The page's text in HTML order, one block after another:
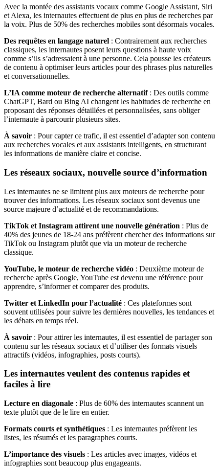
Avec la montée des assistants vocaux comme Google Assistant, Siri
et Alexa, les internautes effectuent de plus en plus de recherches par
la voix. Plus de 50% des recherches mobiles sont désormais vocales.
Des requêtes en langage naturel : Contrairement aux recherches
classiques, les internautes posent leurs questions à haute voix
comme s’ils s’adressaient à une personne. Cela pousse les créateurs
de contenu à optimiser leurs articles pour des phrases plus naturelles
et conversationnelles.
L’IA comme moteur de recherche alternatif: Des outils comme
ChatGPT, Bard ou Bing AI changent les habitudes de recherche en
proposant des réponses détaillées et personnalisées, sans obliger
l’internaute à parcourir plusieurs sites.
À savoir : Pour capter ce trafic, il est essentiel d’adapter son contenu
aux recherches vocales et aux assistants intelligents, en structurant
les informations de manière claire et concise.
Les réseaux sociaux, nouvelle source d’information
Les internautes ne se limitent plus aux moteurs de recherche pour
trouver des informations. Les réseaux sociaux sont devenus une
source majeure d’actualité et de recommandations.
TikTok et Instagram attirent une nouvelle génération : Plus de
40% des jeunes de 18-24 ans préfèrent chercher des informations sur
TikTok ou Instagram plutôt que via un moteur de recherche
classique.
YouTube, le moteur de recherche vidéo : Deuxième moteur de
recherche après Google, YouTube est devenu une référence pour
apprendre, s’informer et comparer des produits.
Twitter et LinkedIn pour l’actualité : Ces plateformes sont
souvent utilisées pour suivre les dernières nouvelles, les tendances et
les débats en temps réel.
À savoir : Pour attirer les internautes, il est essentiel de partager son
contenu sur les réseaux sociaux et d’utiliser des formats visuels
attractifs (vidéos, infographies, posts courts).
Les internautes veulent des contenus rapides et
faciles à lire
Lecture en diagonale : Plus de 60% des internautes scannent un
texte plutôt que de le lire en entier.
Formats courts et synthétiques : Les internautes préfèrent les
listes, les résumés et les paragraphes courts.
L’importance des visuels : Les articles avec images, vidéos et
infographies sont beaucoup plus engageants.